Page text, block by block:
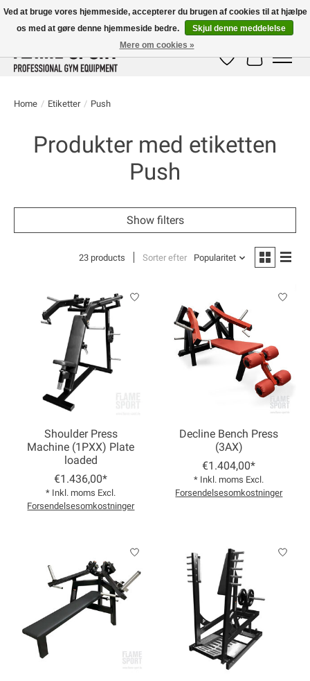
E-MAIL:info@flame-sport.deTEL.: +49 1525 9705 011
Ønskeseddel
Home / Etiketter / Push
Produkter med etiketten
Push
Show filters
23 products Sorter efter Popularitet
Shoulder Press
Machine (1PXX) Plate
loaded
€1.436,00*
* Inkl. moms Excl.
Forsendelsesomkostninger
Decline Bench Press
(3AX)
€1.404,00*
* Inkl. moms Excl.
Forsendelsesomkostninger
Ved at bruge vores hjemmeside, accepterer du brugen af ​​cookies til at hjælpe
os med at gøre denne hjemmeside bedre.
Skjul denne meddelelse
Mere om cookies »